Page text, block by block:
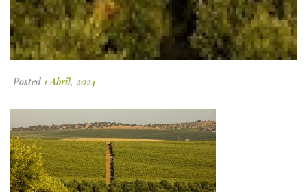
Posted 1 Abril, 2024